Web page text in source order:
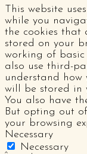
This website
while you
the cookies that
stored on your
working of basic
also use third-
understand how
will be stored in
You also have
But opting out
your browsing
Necessary
Necessary